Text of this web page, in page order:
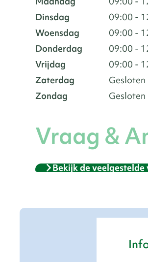
Dinsdag
09:00 -
Woensdag
09:00 -
Donderdag
09:00 -
Vrijdag
09:00 -
Zaterdag
Gesloten
Zondag
Gesloten
Vraag &
Bekijk de veelgestelde